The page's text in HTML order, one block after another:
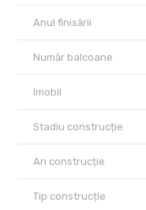
Anul finisării
Număr balcoane
Imobil
Stadiu construcție
An construcție
Tip construcție